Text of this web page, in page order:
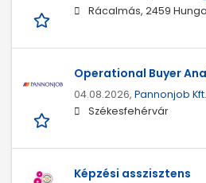
Rácalmás, 2459
Operational Buyer
04.08.2026, Pannonjob Kft.
Székesfehérvár
Képzési asszisztens